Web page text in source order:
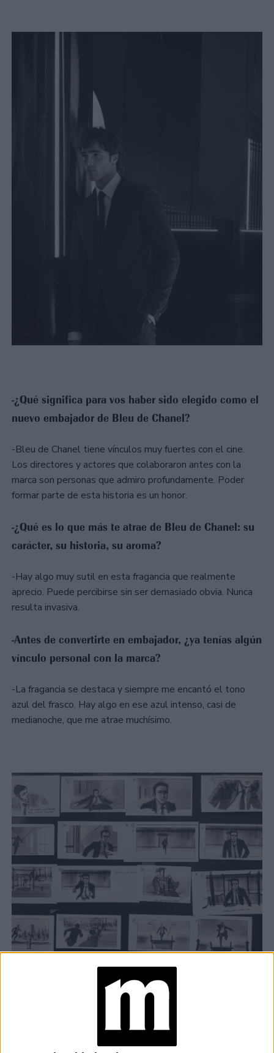
-¿Qué significa para vos haber sido elegido como el
nuevo embajador de Bleu de Chanel?
-Bleu de Chanel tiene vínculos muy fuertes con el cine.
Los directores y actores que colaboraron antes con la
marca son personas que admiro profundamente. Poder
formar parte de esta historia es un honor.
-¿Qué es lo que más te atrae de Bleu de Chanel: su
carácter, su historia, su aroma?
-Hay algo muy sutil en esta fragancia que realmente
aprecio. Puede percibirse sin ser demasiado obvia. Nunca
resulta invasiva.
-Antes de convertirte en embajador, ¿ya tenías algún
vínculo personal con la marca?
-La fragancia se destaca y siempre me encantó el tono
azul del frasco. Hay algo en ese azul intenso, casi de
medianoche, que me atrae muchísimo.